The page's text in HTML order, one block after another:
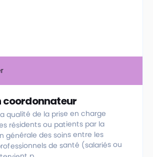
coordonnateur
qualité de la prise en charge
résidents ou patients par la
générale des soins entre les
de santé (salariés ou